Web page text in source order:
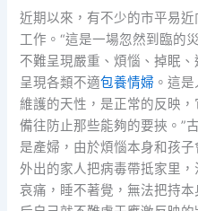
近期以來，有不少的市平易
工作。“這是一場忽然到臨的
不難呈現嚴重、煩惱、掉眠
呈現各類不適包養情婦 。這
維護的天性，是正常的反映
備往防止那些能夠的要挾。”
是產婦，由於煩惱本身和孩
外出的家人把病毒帶抵家里
哀痛，睡不著覺，無法把持